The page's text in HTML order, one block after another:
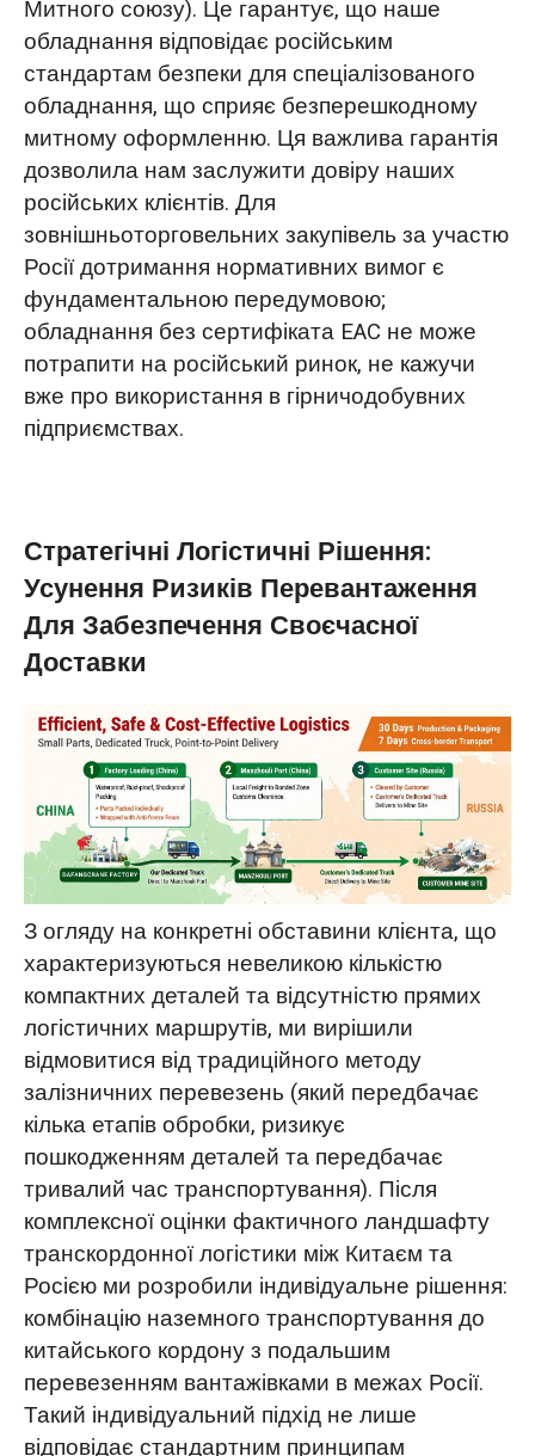
Митного союзу). Це гарантує, що наше
обладнання відповідає російським
стандартам безпеки для спеціалізованого
обладнання, що сприяє безперешкодному
митному оформленню. Ця важлива гарантія
дозволила нам заслужити довіру наших
російських клієнтів. Для
зовнішньоторговельних закупівель за участю
Росії дотримання нормативних вимог є
фундаментальною передумовою;
обладнання без сертифіката EAC не може
потрапити на російський ринок, не кажучи
вже про використання в гірничодобувних
підприємствах.
Стратегічні Логістичні Рішення:
Усунення Ризиків Перевантаження
Для Забезпечення Своєчасної
Доставки
З огляду на конкретні обставини клієнта, що
характеризуються невеликою кількістю
компактних деталей та відсутністю прямих
логістичних маршрутів, ми вирішили
відмовитися від традиційного методу
залізничних перевезень (який передбачає
кілька етапів обробки, ризикує
пошкодженням деталей та передбачає
тривалий час транспортування). Після
комплексної оцінки фактичного ландшафту
транскордонної логістики між Китаєм та
Росією ми розробили індивідуальне рішення:
комбінацію наземного транспортування до
китайського кордону з подальшим
перевезенням вантажівками в межах Росії.
Такий індивідуальний підхід не лише
відповідає стандартним принципам